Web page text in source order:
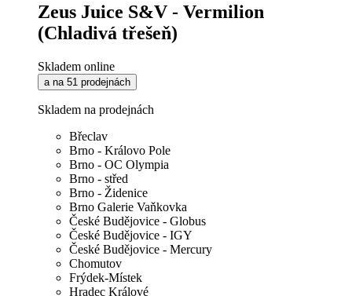
Zeus Juice S&V - Vermilion
(Chladivá třešeň)
Skladem online
a na 51 prodejnách
Skladem na prodejnách
Břeclav
Brno - Královo Pole
Brno - OC Olympia
Brno - střed
Brno - Židenice
Brno Galerie Vaňkovka
České Budějovice - Globus
České Budějovice - IGY
České Budějovice - Mercury
Chomutov
Frýdek-Místek
Hradec Králové